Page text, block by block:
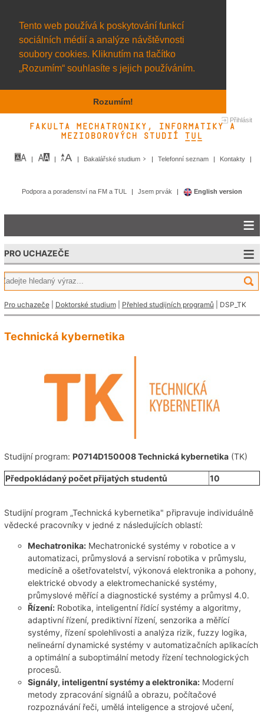
Tento web používá k poskytování funkcí
sociálních médií a analýze návštěvnosti
soubory cookies. Kliknutím na tlačítko
„Rozumím“ souhlasíte s jejich používáním.
Rozumím!
Přihlásit
Fakulta mechatroniky, informatiky a
mezioborových studií TUL&
Bakalářské studium Telefonní seznam Kontakty
Podpora a poradenství na FM a TUL Jsem prvák English version
PRO UCHAZEČE
Pro uchazeče| Doktorské studium| Přehled studijních programů | DSP_TK
Technická kybernetika
Studijní program: P0714D150008 Technická kybernetika(TK)
Předpokládaný počet přijatých studentů 10
Studijní program „Technická kybernetika" připravuje individuálně
vědecké pracovníky v jedné z následujících oblastí:
Mechatronika:Mechatronické systémy v robotice a v
automatizaci, průmyslová a servisní robotika v průmyslu,
medicíně a ošetřovatelství, výkonová elektronika a pohony,
elektrické obvody a elektromechanické systémy,
průmyslové měřící a diagnostické systémy a průmysl 4.0.
Řízení:Robotika, inteligentní řídící systémy a algoritmy,
adaptivní řízení, prediktivní řízení, senzorika a měřící
systémy, řízení spolehlivosti a analýza rizik, fuzzy logika,
nelineární dynamické systémy v automatizačních aplikacích
a optimální a suboptimální metody řízení technologických
procesů.
Signály, inteligentní systémy a elektronika:Moderní
metody zpracování signálů a obrazu, počítačové
rozpoznávání řeči, umělá inteligence a strojové učení,